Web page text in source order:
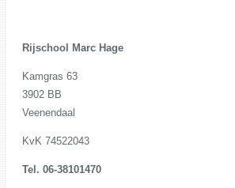
Rijschool Marc Hage
Kamgras 63
3902 BB
Veenendaal
KvK 74522043
Tel. 06-38101470